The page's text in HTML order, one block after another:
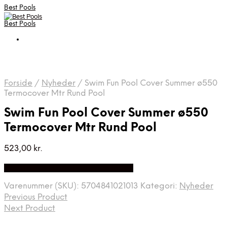
Best Pools
Best Pools
Forside / Nyheder / Swim Fun Pool Cover Summer ø550
Termocover Mtr Rund Pool
Swim Fun Pool Cover Summer ø550
Termocover Mtr Rund Pool
523,00 kr.
Varenummer (SKU): 5704841021013 Kategori: Nyheder
Previous Product
Next Product